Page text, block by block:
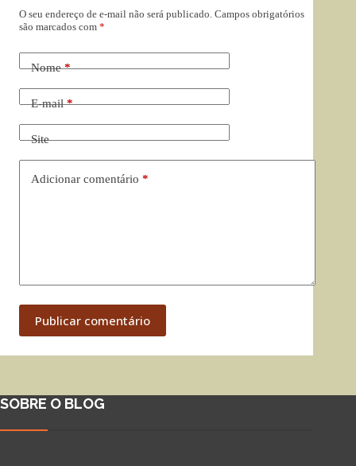
O seu endereço de e-mail não será publicado. Campos obrigatórios
são marcados com *
Nome*
E-mail*
Site
Adicionar comentário *
Publicar comentário
SOBRE O BLOG